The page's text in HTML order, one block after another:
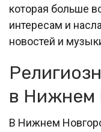
которая больше
интересам и
новостей и
в Нижнем
В Нижнем